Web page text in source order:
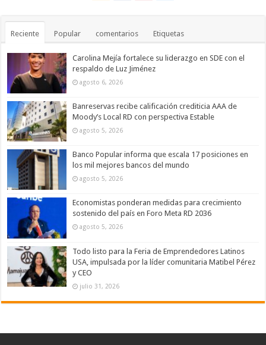
Reciente Popular comentarios Etiquetas
Carolina Mejía fortalece su liderazgo en SDE con el
respaldo de Luz Jiménez
agosto 6, 2026
Banreservas recibe calificación crediticia AAA de
Moody’s Local RD con perspectiva Estable
agosto 5, 2026
Banco Popular informa que escala 17 posiciones en
los mil mejores bancos del mundo
agosto 5, 2026
Economistas ponderan medidas para crecimiento
sostenido del país en Foro Meta RD 2036
agosto 5, 2026
Todo listo para la Feria de Emprendedores Latinos
USA, impulsada por la líder comunitaria Matibel Pérez
y CEO
julio 31, 2026